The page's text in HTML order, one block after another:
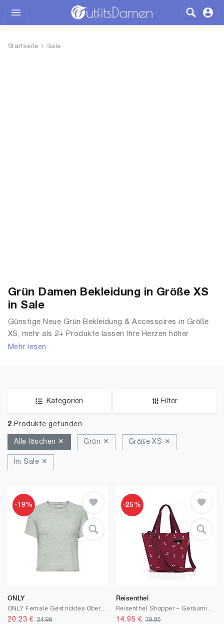
Startseite Sale
Grün Damen Bekleidung in Größe XS
in Sale
Günstige Neue Grün Bekleidung & Accessoires in Größe
XS, mehr als 2+ Produkte lassen Ihre Herzen höher
schlagen. Entdecken Sie unsere Auswahl an Sale Tops, T-
Mehr lesen
Kategorien Filter
2 Produkte gefunden
Alle löschen ✕ Grün ✕ Größe XS ✕
Im Sale ✕
-19%
ONLY
ONLY Female Gestricktes Oberteil ONLSUNNY Gestricktes Oberteil
20.23 €24.99
-25%
Reisenthel
14.95 € 19.95